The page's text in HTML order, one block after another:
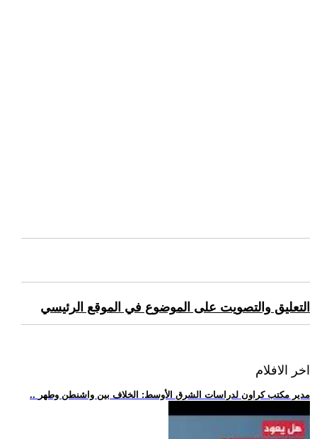
التعليق والتصويت على الموضوع في الموقع الرئيسي
اخر الافلام
.. مدير مكتب كراون لدراسات الشرق الأوسط: الخلاف بين واشنطن وطهر